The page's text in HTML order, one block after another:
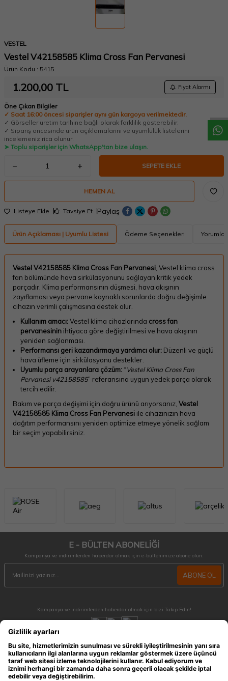
W
h
a
t
a
p
p
D
e
s
t
e
H
a
t
t
VESTEL
Vestel V42158585 Klima Cross Fan Pervanesi
Ürün Kodu : 5415
1.200,00 TL Fiyat Alarmı
Öne Çıkan Bilgiler
✓ Saat 16:00 öncesi siparişler aynı gün kargoya verilmektedir.
✓ Görseller üretim tarihine bağlı olarak farklılık gösterebilir.
✓ Sipariş öncesinde ürün açıklamalarını ve uyumluluk listelerini
incelemeniz rica olunur.
➤ Toplu siparişler için WhatsApp'tan bize ulaşın.
SEPETE EKLE
HEMEN AL
Listeye Ekle Tavsiye Et Paylaş
Ürün Açıklaması | Uyumlu Listesi Ödeme Seçenekleri Yorumlar
Vestel V42158585 Klima Cross Fan Pervanesi, Vestel klima cross
fan bölümünde hava sirkülasyonunu sağlayan kritik yedek
parçadır. Klima performansının düşmesi, hava akışının
zayıflaması veya pervane kaynaklı sorunlarda doğru değişimle
cihazın verimli çalışmasına destek olur.
Kullanım amacı:Vestel klima cihazlarında cross fan
pervanesinin ihtiyaca göre değiştirilmesi ve hava akışının
yeniden sağlanması.
Performansı geri kazandırmaya yardımcı olur: Düzenli ve güçlü
hava üfleme için sirkülasyonu destekler.
Uyumlu parça arayanlara çözüm: “Vestel Klima Cross Fan
Pervanesi v42158585” referansına uygun yedek parça olarak
tercih edilir.
Bakım ve parça değişimi için doğru ürünü arıyorsanız, Vestel
V42158585 Klima Cross Fan Pervanesi ile cihazınızın hava
dağıtım performansını yeniden optimize etmeye yönelik sağlam
bir seçim yapabilirsiniz.
E - BÜLTEN ABONELİĞİ
Kampanya ve indirimlerden haberdar olmak için e-bültenimize abone olun.
ABONE OL
Kampanya ve indirimlerden haberdar olmak için bizi Takip Edin!
MÜŞTERİ HİZMETLERİ
Hafta içi 09:30 - 18:30 / Hafta sonu 10:00 - 17:00 arası merak ettiğiniz tüm sorular ve
siparişleriniz için ulaşabilirsiniz.